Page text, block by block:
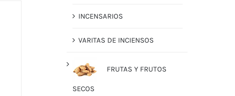
INCENSARIOS
VARITAS DE INCIENSOS
FRUTAS Y FRUTOS
SECOS